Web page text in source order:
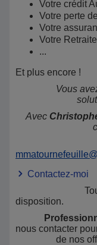
Votre crédit
Votre perte
Votre
Votre Retraite
...
Et plus encore !
Vous
Avec
Contactez-moi
Toute notre
disposition.
nous
de nos